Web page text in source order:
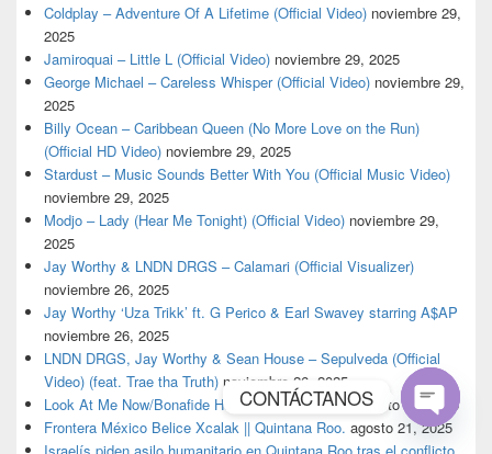
Coldplay – Adventure Of A Lifetime (Official Video) noviembre 29,
2025
Jamiroquai – Little L (Official Video) noviembre 29, 2025
George Michael – Careless Whisper (Official Video) noviembre 29,
2025
Billy Ocean – Caribbean Queen (No More Love on the Run)
(Official HD Video) noviembre 29, 2025
Stardust – Music Sounds Better With You (Official Music Video)
noviembre 29, 2025
Modjo – Lady (Hear Me Tonight) (Official Video) noviembre 29,
2025
Jay Worthy & LNDN DRGS – Calamari (Official Visualizer)
noviembre 26, 2025
Jay Worthy ‘Uza Trikk’ ft. G Perico & Earl Swavey starring A$AP
noviembre 26, 2025
LNDN DRGS, Jay Worthy & Sean House – Sepulveda (Official
Video) (feat. Trae tha Truth) noviembre 26, 2025
Look At Me Now/Bonafide Hustler – Young Buck agosto 24, 2025
Frontera México Belice Xcalak || Quintana Roo. agosto 21, 2025
CONTÁCTANOS
Open